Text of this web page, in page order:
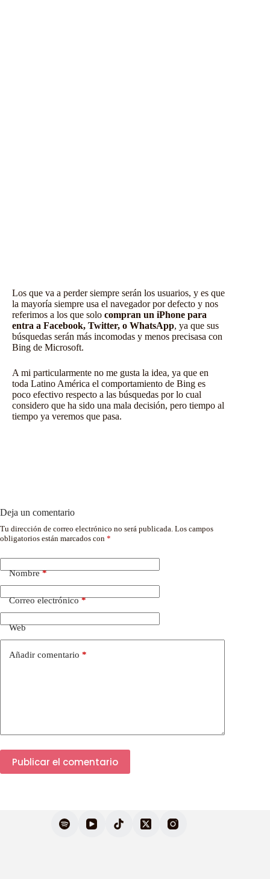
Los que va a perder siempre serán los usuarios, y es que
la mayoría siempre usa el navegador por defecto y nos
referimos a los que solo compran un iPhone para
entra a Facebook, Twitter, o WhatsApp, ya que sus
búsquedas serán más incomodas y menos precisasa con
Bing de Microsoft.
A mi particularmente no me gusta la idea, ya que en
toda Latino América el comportamiento de Bing es
poco efectivo respecto a las búsquedas por lo cual
considero que ha sido una mala decisión, pero tiempo al
tiempo ya veremos que pasa.
Deja un comentario
Tu dirección de correo electrónico no será publicada. Los campos
obligatorios están marcados con *
Nombre*
Correo electrónico*
Web
Añadir comentario *
Publicar el comentario